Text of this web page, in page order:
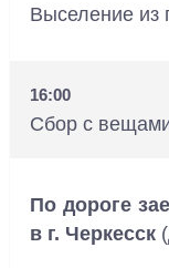
Выселение из
16:00
Сбор с
По дороге
в г. Черкесск